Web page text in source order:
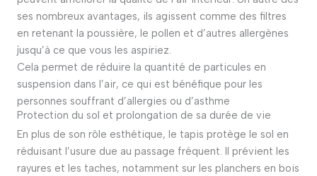
ses nombreux avantages, i ls agissent comme des filtres
en retenant la poussière, le pollen et d’autres allergènes
jusqu’à ce que vous les aspiriez.
Cela permet de réduire la quantité de particules en
suspension dans l’air, ce qui est bénéfique pour les
personnes souffrant d’allergies ou d’asthme
Protection du sol et prolongation de sa durée de vie
En plus de son rôle esthétique, le tapis protège le sol en
réduisant l’usure due au passage fréquent.
Il prévient les
rayures et les taches, notamment sur les planchers en bois